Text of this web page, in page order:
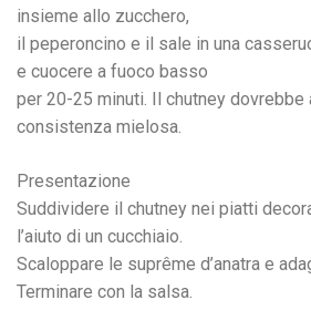
insieme allo zucchero,
il peperoncino e il sale in una
e cuocere a fuoco basso
per 20-25 minuti. Il chutney dovrebbe
consistenza mielosa.
Presentazione
Suddividere il chutney nei piatti
l’aiuto di un cucchiaio.
Scaloppare le suprême d’anatra e
Terminare con la salsa.